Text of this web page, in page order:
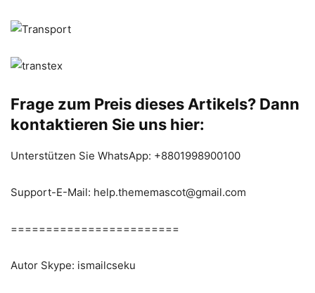
Frage zum Preis dieses Artikels? Dann
kontaktieren Sie uns hier:
Unterstützen Sie WhatsApp: +8801998900100
Support-E-Mail: help.thememascot@gmail.com
========================
Autor Skype: ismailcseku